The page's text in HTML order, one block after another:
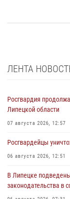
ЛЕНТА
Росгвардия
Липецкой области
07 августа 2026, 12:57
Росгвардейцы
06 августа 2026, 12:51
В Липецке
законодательства в